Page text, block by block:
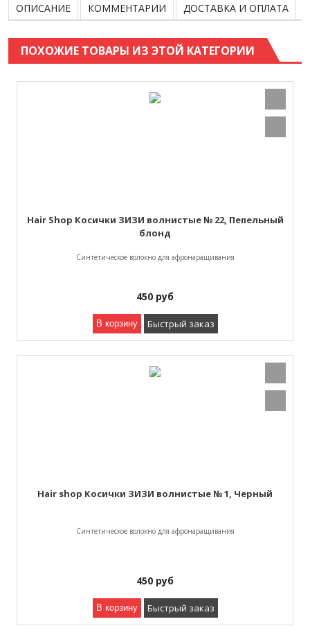
ОПИСАНИЕ КОММЕНТАРИИ ДОСТАВКА И ОПЛАТА
ПОХОЖИЕ ТОВАРЫ ИЗ ЭТОЙ КАТЕГОРИИ
Hair Shop Косички ЗИЗИ волнистые № 22, Пепельный
блонд
Синтетическое волокно для афронаращивания
450 руб
В корзину Быстрый заказ
Hair shop Косички ЗИЗИ волнистые № 1, Черный
Синтетическое волокно для афронаращивания
450 руб
В корзину Быстрый заказ